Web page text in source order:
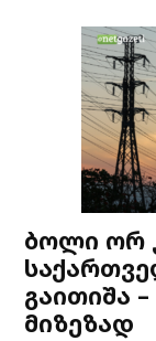
ბოლი ორ
გაითიშა
მიზეზად